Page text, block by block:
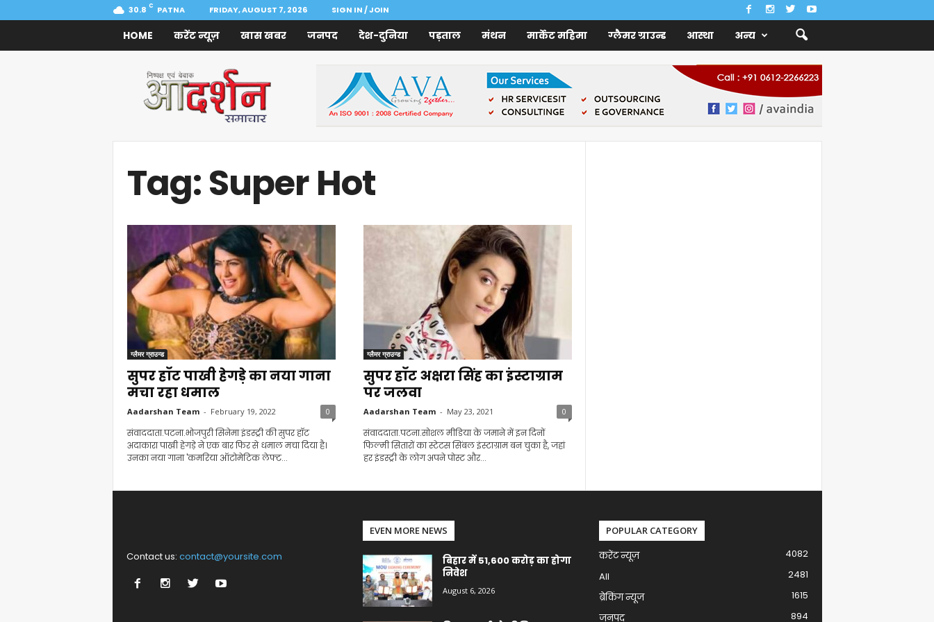
30.8 C PATNA FRIDAY, AUGUST 7, 2026 SIGN IN / JOIN
HOME करेंट न्यूज़ खास खबर जनपद देश-दुनिया पड़ताल मंथन मार्केट महिमा ग्लैमर ग्राउन्ड आस्था अन्य
Samachar
Tag: Super Hot
ग्लैमर ग्राउन्ड
सुपर हॉट पाखी हेगड़े का नया गाना
मचा रहा धमाल
Aadarshan Team - February 19, 2022 0
संवाददाता.पटना.भोजपुरी सिनेमा इंडस्ट्री की सुपर हॉट
अदाकारा पाखी हेगड़े ने एक बार फिर से धमाल मचा दिया है।
उनका नया गाना 'कमरिया ऑटोमेटिक लेफ्ट...
ग्लैमर ग्राउन्ड
सुपर हॉट अक्षरा सिंह का इंस्टाग्राम
पर जलवा
Aadarshan Team - May 23, 2021 0
संवाददाता.पटना.सोशल मीडिया के जमाने में इन दिनों
फिल्मी सितारों का स्टेटस सिंबल इंस्टाग्राम बन चुका है, जहां
हर इंडस्ट्री के लोग अपने पोस्ट और...
Contact us: contact@yoursite.com
EVEN MORE NEWS
बिहार में 51,600 करोड़ का होगा
निवेश
August 6, 2026
POPULAR CATEGORY
करेंट न्यूज़
4082
All
2481
ब्रेकिंग न्यूज
1615
जनपद
894